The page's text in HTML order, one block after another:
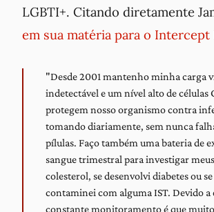
LGBTI+. Citando diretamente
em sua matéria para o Intercept
"Desde 2001 mantenho minha carga
indetectável e um nível alto de células
protegem nosso organismo contra
tomando diariamente, sem nunca
pílulas. Faço também uma bateria de
sangue trimestral para investigar
colesterol, se desenvolvi diabetes ou
contaminei com alguma IST. Devido a
constante monitoramento é que